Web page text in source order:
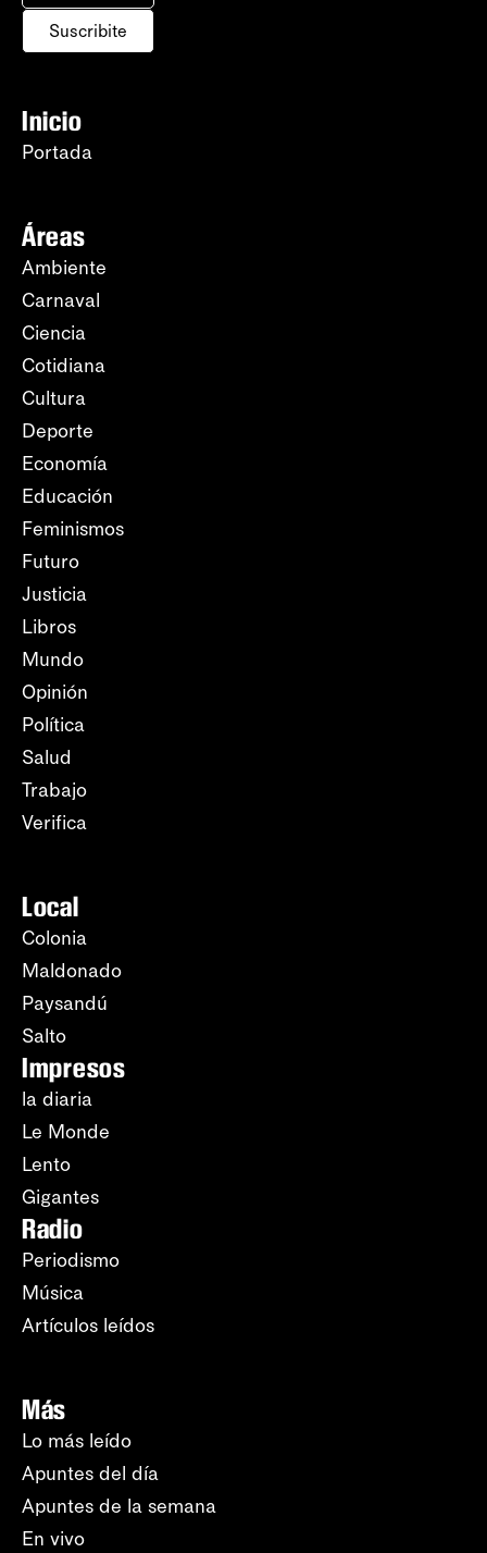
Suscribite
Inicio
Portada
Áreas
Ambiente
Carnaval
Ciencia
Cotidiana
Cultura
Deporte
Economía
Educación
Feminismos
Futuro
Justicia
Libros
Mundo
Opinión
Política
Salud
Trabajo
Verifica
Local
Colonia
Maldonado
Paysandú
Salto
Impresos
la diaria
Le Monde
Lento
Gigantes
Radio
Periodismo
Música
Artículos leídos
Más
Lo más leído
Apuntes del día
Apuntes de la semana
En vivo